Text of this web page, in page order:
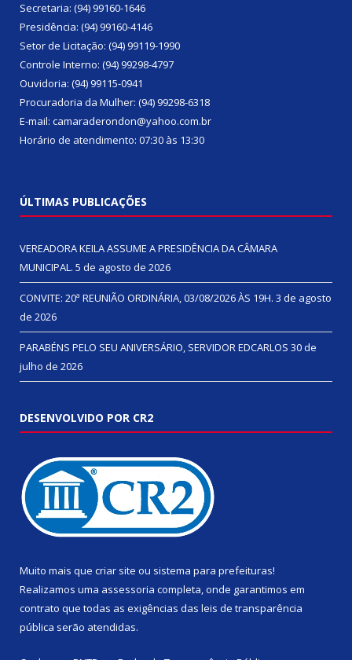
Secretaria: (94) 99160-1646
Presidência: (94) 99160-4146
Setor de Licitação: (94) 99119-1990
Controle Interno: (94) 99298-4797
Ouvidoria: (94) 99115-0941
Procuradoria da Mulher: (94) 99298-6318
E-mail: camaraderondon@yahoo.com.br
Horário de atendimento: 07:30 às 13:30
ÚLTIMAS PUBLICAÇÕES
VEREADORA KEILA ASSUME A PRESIDÊNCIA DA CÂMARA
MUNICIPAL. 5 de agosto de 2026
CONVITE: 20ª REUNIÃO ORDINÁRIA, 03/08/2026 ÀS 19H. 3 de agosto
de 2026
PARABÉNS PELO SEU ANIVERSÁRIO, SERVIDOR EDCARLOS 30 de
julho de 2026
DESENVOLVIDO POR CR2
Muito mais que criar site ou sistema para prefeituras!
Realizamos uma assessoria completa, onde garantimos em
contrato que todas as exigências das leis de transparência
pública serão atendidas.